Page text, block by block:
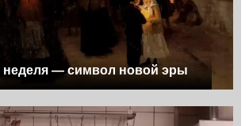
неделя — символ новой эры